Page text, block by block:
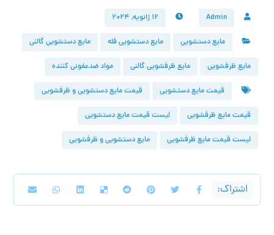
Admin ۱۲ ژانویه, ۲۰۲۴
مایع دستشویی مایع دستشویی فله مایع دستشویی گالنی
مایع ظرفشویی مایع ظرفشویی گالنی مواد ضدعفونی کننده
قیمت مایع دستشویی قیمت مایع دستشویی و ظرفشویی
قیمت مایع ظرفشویی لیست قیمت مایع دستشویی
لیست قیمت مایع ظرفشویی مایع دستشویی و ظرفشویی